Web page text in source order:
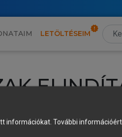
LETÖLTÉSEIM
iskolai azonosítóddal vagy
hozzáférésrevagy
információkat. További